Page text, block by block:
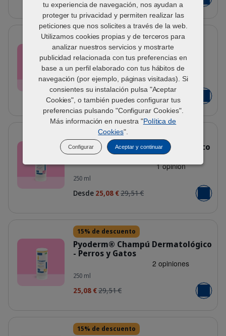
Añadir
15% de descuento
Allerderm™ Spot-On – Pipetas
dermatológicas
2 ml - 4 ml
Desde 31,62 € 37,20 € Añadir
ES_ALLERMYL_VISUAL_1.1_2026.jpg
15% de descuento
Allermyl® Champú Dermatológico
- Perros y Gatos
250 ml
Desde 25,08 €29,51 € Añadir
ES_PYODERM_VISUAL_1_2026.jpg
15% de descuento
Pyoderm® Champú Dermatológico
- Perros y Gatos
250 ml
25,08 €29,51 € Añadir
15% de descuento
tu experiencia de navegación, nos ayudan a
proteger tu privacidad y permiten realizar las
peticiones que nos solicites a través de la web.
Utilizamos cookies propias y de terceros para
analizar nuestros servicios y mostrarte
publicidad relacionada con tus preferencias en
base a un perfil elaborado con tus hábitos de
navegación (por ejemplo, páginas visitadas). Si
consientes su instalación pulsa "Aceptar
Cookies", o también puedes configurar tus
preferencias pulsando "Configurar Cookies".
Más información en nuestra "Política de
Cookies".
Configurar Aceptar y continuar